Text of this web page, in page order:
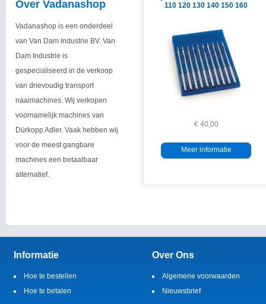
Over Vadanashop
Vadanashop is een onderdeel
van Van Dam Industrie BV. Van
Dam Industrie is
gespecialiseerd in de verkoop
van drievoudig transport
naaimachines. Wij verkopen
voornamelijk machines van
Dürkopp Adler. Vaak hebben wij
voor de meest gangbare
machines een betaalbaar
alternatief.
110 120 130 140 150 160
€ 40,00
Meer informatie
Informatie
Hoe te bestellen
Hoe te betalen
Over Ons
Algemene voorwaarden
Nieuwsbrief